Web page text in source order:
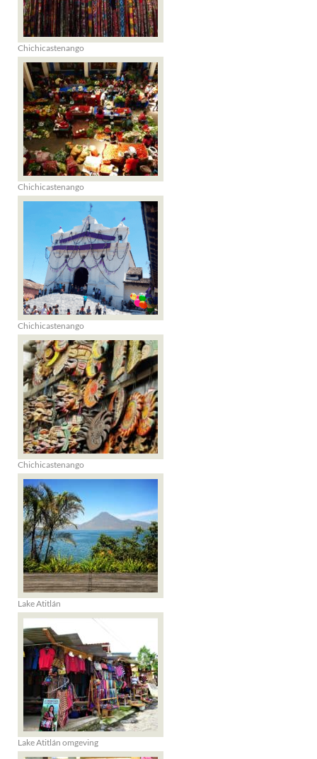
Chichicastenango
Chichicastenango
Chichicastenango
Chichicastenango
Lake Atitlán
Lake Atitlán omgeving